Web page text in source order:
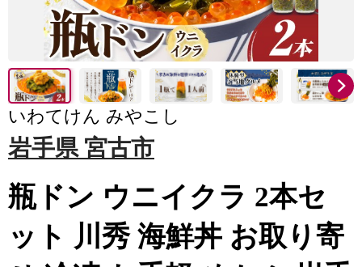
いわてけん みやこし
岩手県 宮古市
瓶ドン ウニイクラ 2本セ
ット 川秀 海鮮丼 お取り寄